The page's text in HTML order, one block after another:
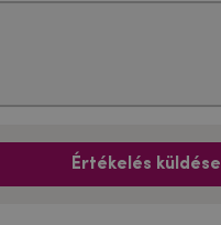
Értékelés küldése